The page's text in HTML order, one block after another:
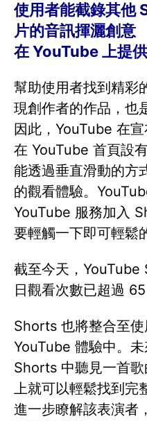
使用者能截錄其他
片的音訊揮灑創意
在 YouTube 上提
幫助使用者找到精彩
現創作者的作品，也
因此，YouTube 在
在 YouTube 首頁設
能透過垂直滑動的方
的觀看體驗。
YouTube 服務加入
要輕觸一下即可輕鬆
截至今天，
日觀看次數已超過 65
Shorts 也將整合至
YouTube 體驗中。
Shorts 中聽見一首
上就可以輕鬆找到完
進一步瞭解該表演者